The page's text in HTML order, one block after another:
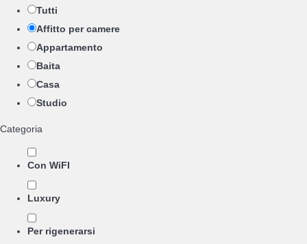
Tutti
Affitto per camere
Appartamento
Baita
Casa
Studio
Categoria
Con WiFI
Luxury
Per rigenerarsi